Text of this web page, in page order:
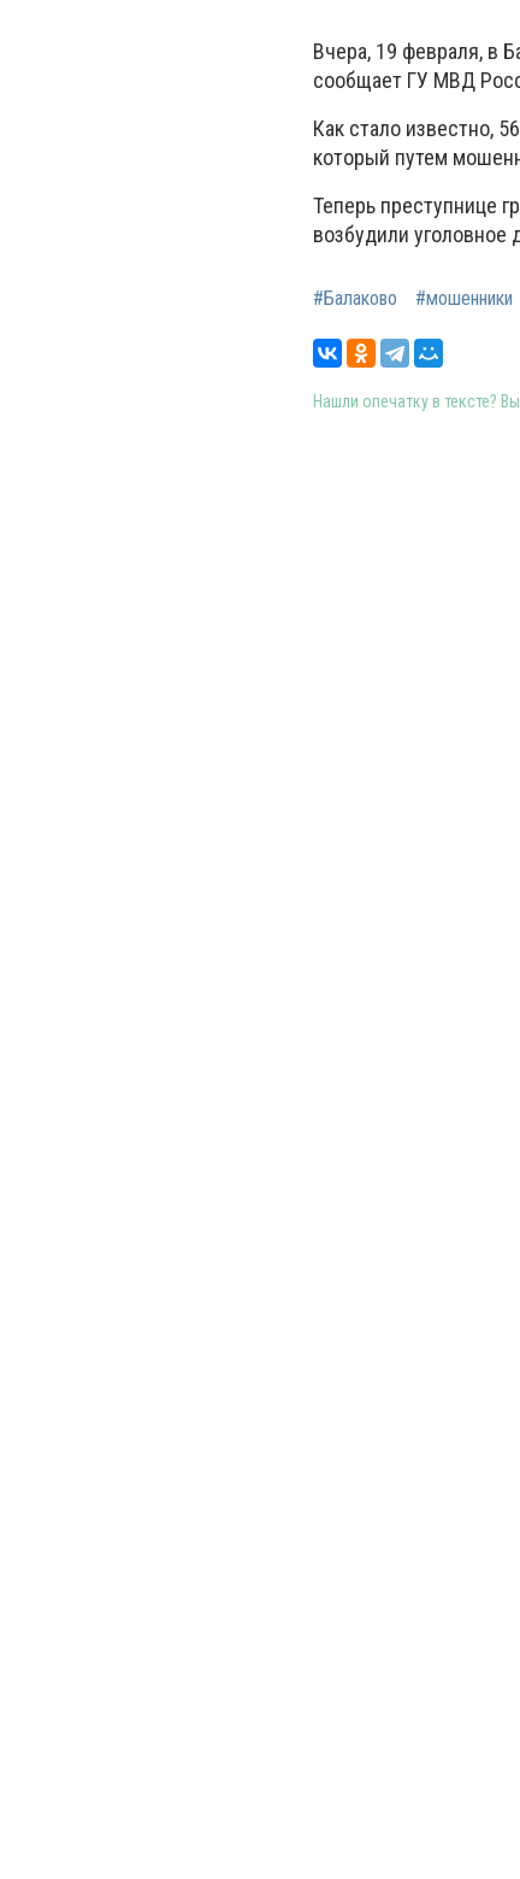
Вчера, 19 февраля, в
сообщает ГУ МВД
Как стало известно,
который путем
Теперь преступнице
возбудили
#Балаково #мошенники
Нашли опечатку в тексте?